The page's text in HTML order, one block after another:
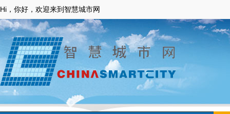
Hi，你好，欢迎来到智慧城市网